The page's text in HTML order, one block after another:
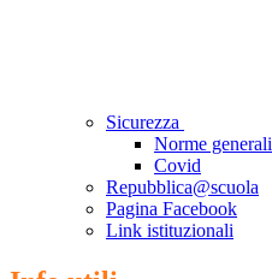
Sicurezza
Norme generali
Covid
Repubblica@scuola
Pagina Facebook
Link istituzionali